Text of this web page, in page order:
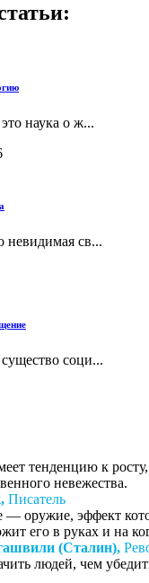
наука о ж...
невидимая св...
соци...
тенденцию к
невежества.
Писатель
— оружие, эффект
его в руках и на
(Сталин),
людей, чем